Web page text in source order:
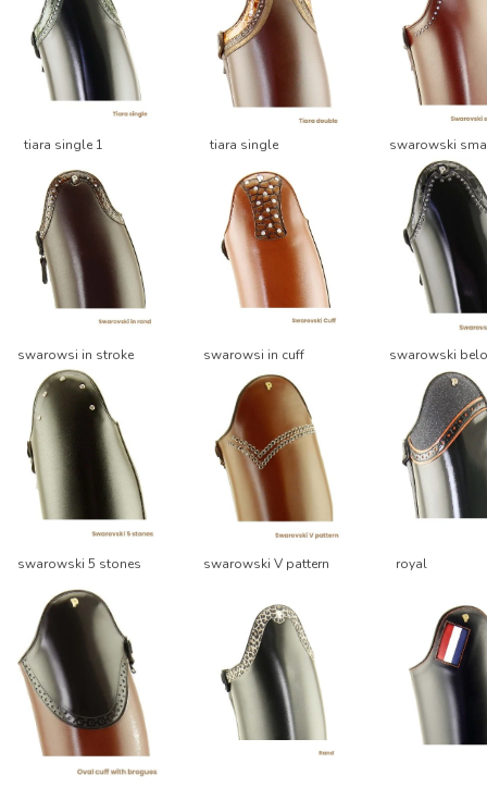
tiara single 1 tiara single swarowski
swarowsi in stroke swarowsi in cuff swarowski
swarowski 5 stones swarowski V pattern royal